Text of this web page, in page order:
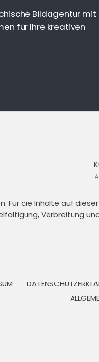
Bildagentur mit
für Ihre kreativen
Für die Inhalte auf
Verbreitung